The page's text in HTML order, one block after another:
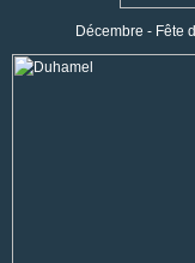
Décembre - Fête